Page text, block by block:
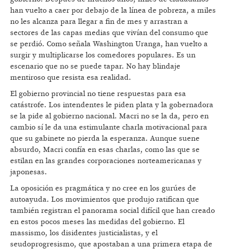
han vuelto a caer por debajo de la línea de pobreza, a miles
no les alcanza para llegar a fin de mes y arrastran a
sectores de las capas medias que vivían del consumo que
se perdió. Como señala Washington Uranga, han vuelto a
surgir y multiplicarse los comedores populares. Es un
escenario que no se puede tapar. No hay blindaje
mentiroso que resista esa realidad.
El gobierno provincial no tiene respuestas para esa
catástrofe. Los intendentes le piden plata y la gobernadora
se la pide al gobierno nacional. Macri no se la da, pero en
cambio sí le da una estimulante charla motivacional para
que su gabinete no pierda la esperanza. Aunque suene
absurdo, Macri confía en esas charlas, como las que se
estilan en las grandes corporaciones norteamericanas y
japonesas.
La oposición es pragmática y no cree en los gurúes de
autoayuda. Los movimientos que produjo ratifican que
también registran el panorama social difícil que han creado
en estos pocos meses las medidas del gobierno. El
massismo, los disidentes justicialistas, y el
seudoprogresismo, que apostaban a una primera etapa de